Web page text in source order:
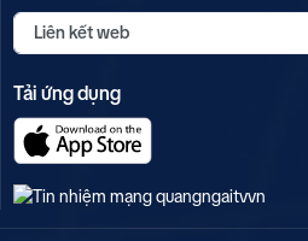
Tải ứng dụng